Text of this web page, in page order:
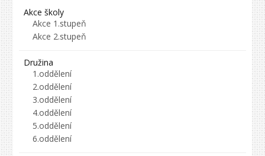
Akce školy
Akce 1.stupeň
Akce 2.stupeň
Družina
1.oddělení
2.oddělení
3.oddělení
4.oddělení
5.oddělení
6.oddělení